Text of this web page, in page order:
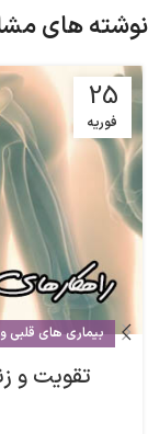
نوشته های
25
فوریه
بیماری های قلبی
تقویت و